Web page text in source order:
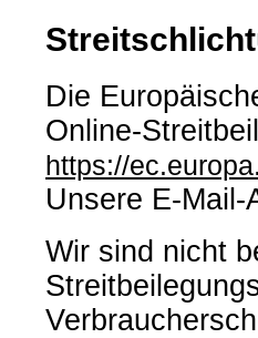
Die
Online-
https://
Unsere E-
Wir sind nicht